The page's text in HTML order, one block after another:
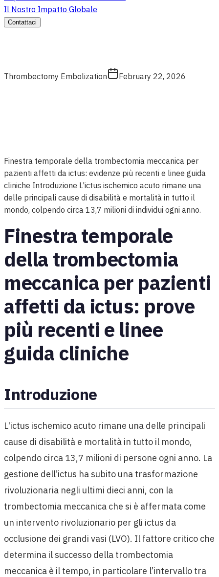
Il Nostro Impatto Globale
Contattaci
Thrombectomy Embolization February 22, 2026
Finestra temporale della trombectomia meccanica per
pazienti affetti da ictus: evidenze più recenti e linee guida
cliniche Introduzione L'ictus ischemico acuto rimane una
delle principali cause di disabilità e mortalità in tutto il
mondo, colpendo circa 13,7 milioni di individui ogni anno.
Finestra temporale
della trombectomia
meccanica per pazienti
affetti da ictus: prove
più recenti e linee
guida cliniche
Introduzione
L'ictus ischemico acuto rimane una delle principali
cause di disabilità e mortalità in tutto il mondo,
colpendo circa 13,7 milioni di persone ogni anno. La
gestione dell’ictus ha subito una trasformazione
rivoluzionaria negli ultimi dieci anni, con la
trombectomia meccanica che si è affermata come
un intervento rivoluzionario per gli ictus da
occlusione dei grandi vasi (LVO). Il fattore critico che
determina il successo della trombectomia
meccanica è il tempo, in particolare l’intervallo tra